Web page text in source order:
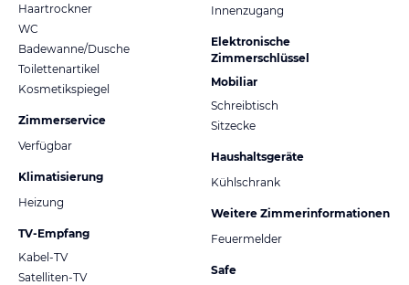
Haartrockner
WC
Badewanne/Dusche
Toilettenartikel
Kosmetikspiegel
Zimmerservice
Verfügbar
Klimatisierung
Heizung
TV-Empfang
Kabel-TV
Satelliten-TV
Innenzugang
Elektronische
Zimmerschlüssel
Mobiliar
Schreibtisch
Sitzecke
Haushaltsgeräte
Kühlschrank
Weitere Zimmerinformationen
Feuermelder
Safe